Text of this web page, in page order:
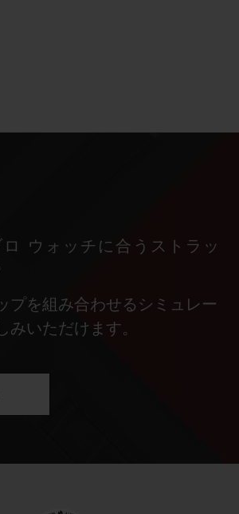
ウォッチに合うストラッ
プを組み合わせるシミュレー
みいただけます。